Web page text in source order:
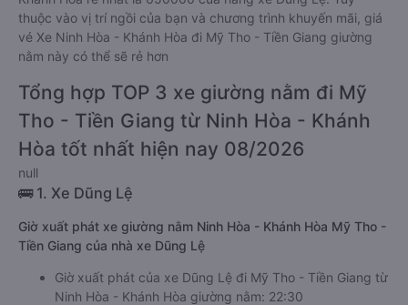
thuộc vào vị trí ngồi của bạn và chương trình khuyến mãi, giá
vé Xe Ninh Hòa - Khánh Hòa đi Mỹ Tho - Tiền Giang giường
nằm này có thể sẽ rẻ hơn
Tổng hợp TOP 3 xe giường nằm đi Mỹ
Tho - Tiền Giang từ Ninh Hòa - Khánh
Hòa tốt nhất hiện nay 08/2026
null
🚌 1. Xe Dũng Lệ
Giờ xuất phát xe giường nằm Ninh Hòa - Khánh Hòa Mỹ Tho -
Tiền Giang của nhà xe Dũng Lệ
Giờ xuất phát của xe Dũng Lệ đi Mỹ Tho - Tiền Giang từ
Ninh Hòa - Khánh Hòa giường nằm: 22:30